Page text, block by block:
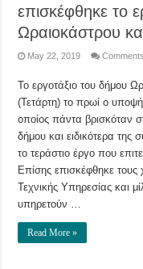
επισκέφθηκε το
Ωραιοκάστρου
May 22, 2019
Το εργοτάξιο του δήμου
(Τετάρτη) το πρωί ο
οποίος πάντα βρισκόταν
δήμου και ειδικότερα της
το τεράστιο έργο που
Επίσης επισκέφθηκε
Τεχνικής Υπηρεσίας και
υπηρετούν …
Read More »